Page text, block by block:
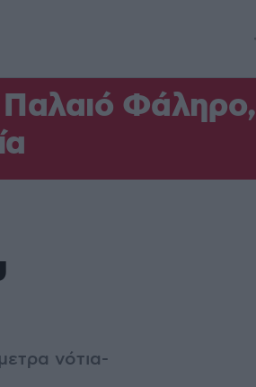
Παλαιό Φάληρο,
νότια-